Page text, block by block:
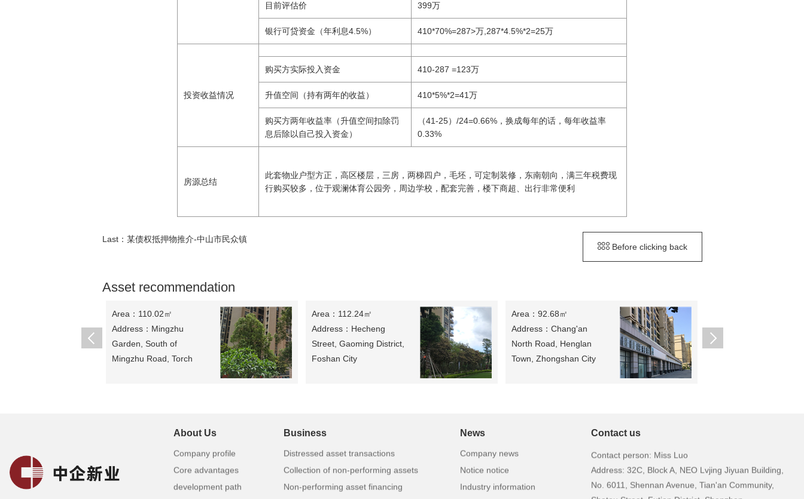
目前评估价 399万
银行可贷资金（年利息4.5%） 410*70%=287>万,287*4.5%*2=25万
投资收益情况
购买方实际投入资金 410-287 =123万
升值空间（持有两年的收益） 410*5%*2=41万
购买方两年收益率（升值空间扣除罚
息后除以自己投入资金）
（41-25）/24=0.66%，换成每年的话，每年收益率
0.33%
房源总结
此套物业户型方正，高区楼层，三房，两梯四户，毛坯，可定制装修，东南朝向，满三年税费现
行购买较多，位于观澜体育公园旁，周边学校，配套完善，楼下商超、出行非常便利
Last： 某债权抵押物推介-中山市民众镇
Before clicking back
Asset recommendation
Area：110.02㎡
Address：Mingzhu
Garden, South of
Mingzhu Road, Torch
Area：112.24㎡
Address：Hecheng
Street, Gaoming District,
Foshan City
Area：92.68㎡
Address：Chang'an
North Road, Henglan
Town, Zhongshan City
Address：Southwest
Street, Sanshui District,
About Us
Company profile
Core advantages
development path
Business
Distressed asset transactions
Collection of non-performing assets
Non-performing asset financing
News
Company news
Notice notice
Industry information
Contact us
Contact person: Miss Luo
Address: 32C, Block A, NEO Lvjing Jiyuan Building,
No. 6011, Shennan Avenue, Tian'an Community,